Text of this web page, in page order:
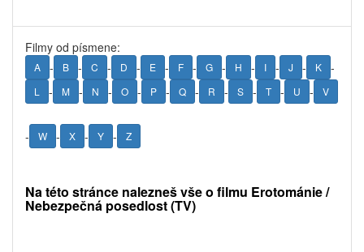
Filmy od písmene:
A - B - C - D - E - F - G - H - I - J - K -
L - M - N - O - P - Q - R - S - T - U - V
- W - X - Y - Z
Na této stránce nalezneš vše o filmu Erotománie /
Nebezpečná posedlost (TV)